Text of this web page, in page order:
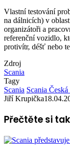
Vlastní testování
na dálnicích) v
organizátoři a
referenční vozidlo,
protivítr, déšť nebo
Zdroj
Scania
Tagy
Scania Scania
Jiří Krupička
Přečtěte si